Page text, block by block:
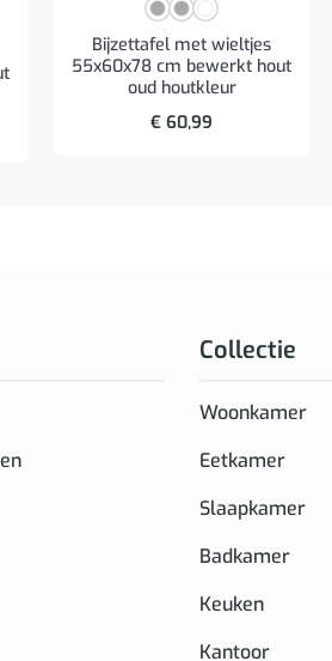
Bijzettafel met wieltjes
55x60x78 cm bewerkt hout
oud houtkleur
€ 60,99
Collectie
Woonkamer
Eetkamer
Slaapkamer
Badkamer
Keuken
Kantoor